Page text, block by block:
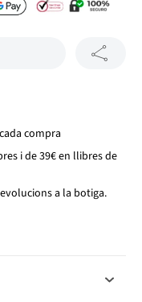
compra
i de 39€ en llibres de
a la botiga.